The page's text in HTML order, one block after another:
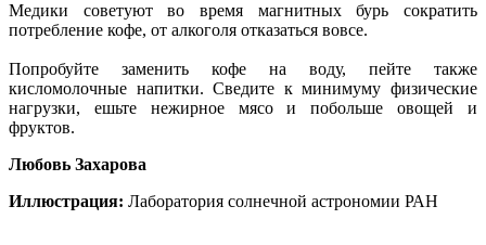
Медики советуют во время магнитных бурь сократить
потребление кофе, от алкоголя отказаться вовсе.
Попробуйте заменить кофе на воду, пейте также
кисломолочные напитки. Сведите к минимуму физические
нагрузки, ешьте нежирное мясо и побольше овощей и
фруктов.
Любовь Захарова
Иллюстрация: Лаборатория солнечной астрономии РАН